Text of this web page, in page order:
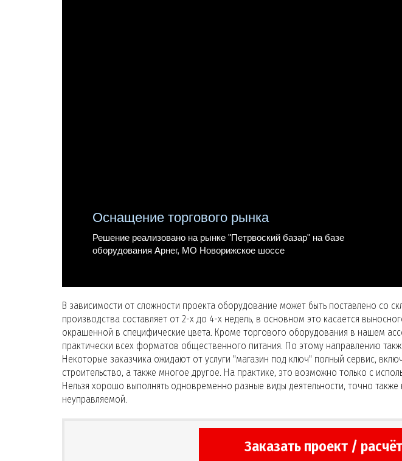
Оснащение торгового рынка
Решение реализовано на рынке "Петрвоский базар" на базе
оборудования Арнег, МО Новорижское шоссе
В зависимости от сложности проекта оборудование может быть поставлено со
производства составляет от 2-х до 4-х недель, в основном это касается
окрашенной в специфические цвета. Кроме торгового оборудования в нашем
практически всех форматов общественного питания. По этому направлению
Некоторые заказчика ожидают от услуги "магазин под ключ" полный сервис,
строительство, а также многое другое. На практике, это возможно только с
Нельзя хорошо выполнять одновременно разные виды деятельности, точно
неуправляемой.
Заказать проект / расчёт